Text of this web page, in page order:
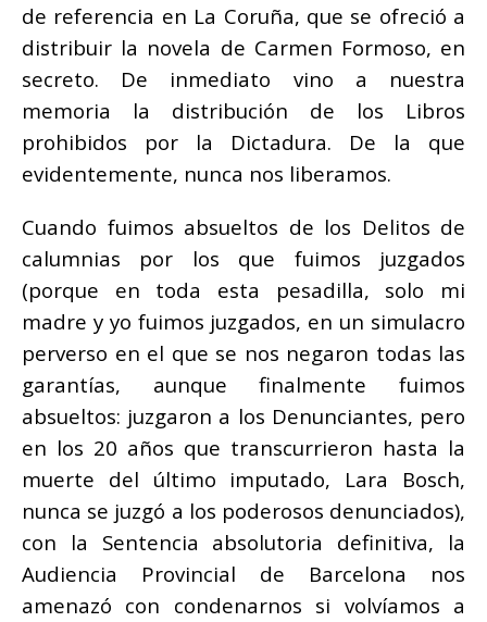
de referencia en La Coruña, que se ofreció a
distribuir la novela de Carmen Formoso, en
secreto. De inmediato vino a nuestra
memoria la distribución de los Libros
prohibidos por la Dictadura. De la que
evidentemente, nunca nos liberamos.
Cuando fuimos absueltos de los Delitos de
calumnias por los que fuimos juzgados
(porque en toda esta pesadilla, solo mi
madre y yo fuimos juzgados, en un simulacro
perverso en el que se nos negaron todas las
garantías, aunque finalmente fuimos
absueltos: juzgaron a los Denunciantes, pero
en los 20 años que transcurrieron hasta la
muerte del último imputado, Lara Bosch,
nunca se juzgó a los poderosos denunciados),
con la Sentencia absolutoria definitiva, la
Audiencia Provincial de Barcelona nos
amenazó con condenarnos si volvíamos a